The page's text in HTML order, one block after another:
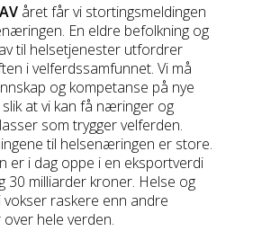
året får vi stortingsmeldingen
En eldre befolkning og
til helsetjenester utfordrer
i velferdssamfunnet. Vi må
og kompetanse på nye
at vi kan få næringer og
som trygger velferden.
til helsenæringen er store.
er i dag oppe i en eksportverdi
30 milliarder kroner. Helse og
vokser raskere enn andre
hele verden.